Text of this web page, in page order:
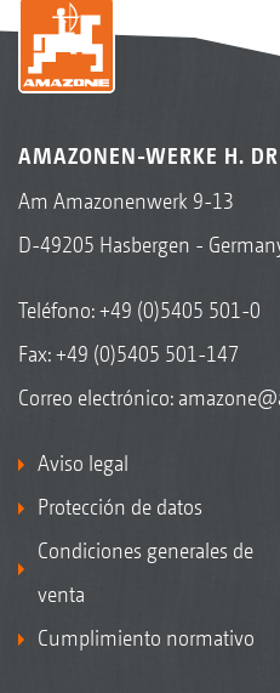
AMAZONEN-WERKE H.
Am Amazonenwerk 9-13
D-49205 Hasbergen -
Teléfono:+49 (0)5405 501-0
Fax: +49 (0)5405 501-147
Correo electrónico:
Aviso legal
Protección de datos
Condiciones generales de
venta
Cumplimiento normativo